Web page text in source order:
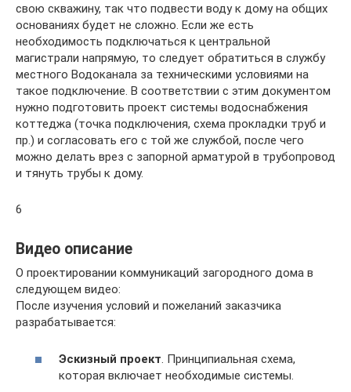
свою скважину, так что подвести воду к дому на общих
основаниях будет не сложно. Если же есть
необходимость подключаться к центральной
магистрали напрямую, то следует обратиться в службу
местного Водоканала за техническими условиями на
такое подключение. В соответствии с этим документом
нужно подготовить проект системы водоснабжения
коттеджа (точка подключения, схема прокладки труб и
пр.) и согласовать его с той же службой, после чего
можно делать врез с запорной арматурой в трубопровод
и тянуть трубы к дому.
6
Видео описание
О проектировании коммуникаций загородного дома в
следующем видео:
После изучения условий и пожеланий заказчика
разрабатывается:
Эскизный проект . Принципиальная схема,
которая включает необходимые системы.